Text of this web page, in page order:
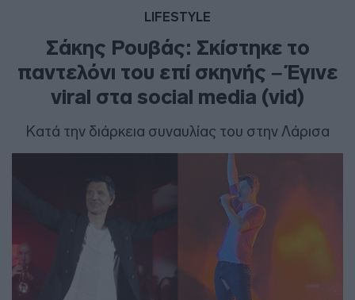
LIFESTYLE
Σάκης Ρουβάς: Σκίστηκε το
παντελόνι του επί σκηνής – Έγινε
viral στα social media (vid)
Κατά την διάρκεια συναυλίας του στην Λάρισα